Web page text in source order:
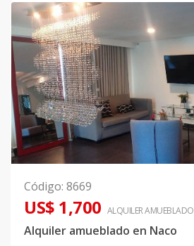
Código: 8669
US$ 1,700 ALQUILERAMUEBLADO
Alquiler amueblado en Naco